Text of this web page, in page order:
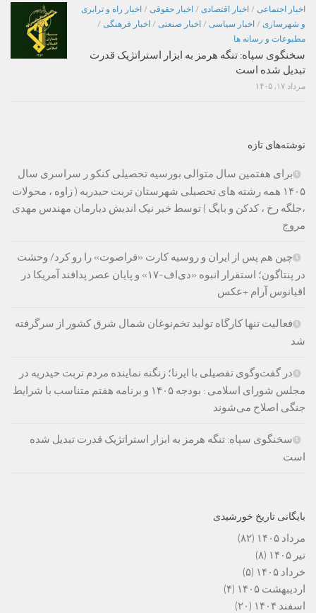
اخبار اجتماعی / اخبار اقتصادی / اخبار حقوقی / اخبار راه و ترابری
و شهرسازی / اخبار سیاسی / اخبار صنعتی / اخبار فرهنگی /
مطبوعات و رسانه ها
سخنگوی سپاه: تنگه هرمز به ابزار استراتژیک قدرت
تبدیل شده است
مرداد ۱۷, ۱۴۰۵
نوشته‌های تازه
برای هفتمین سال متوالی بورسیه تحصیلی کنکو ر سراسری سال
۱۴۰۵ همه رشته های تحصیلی شهرستان تربت حیدریه ( زاوه ، محولات
،جلگه رخ ، کدکن و بایگ ) توسط خیر نیک اندیش دیارمان مهندس مهدی
مروج
چین هم پس از ایران و روسیه کارت «فراصوت» را رو کرد/ وحشت
در پنتاگون؛ استقرار انبوه «دی‌اف‑۱۷» و پایان عصر پدافند آمریکا در
اقیانوس آرام +عکس
فعالیت تنها کارگاه تولید تخم‌نوغان شمال شرق کشور از سرگرفته
شد
در گفت‌وگوی تفصیلی با ایرنا؛ زنگنه نماینده مردم تربت حیدریه در
مجلس شورای اسلامی : بودجه ۱۴۰۵ و برنامه هفتم متناسب با شرایط
جنگی اصلاح می‌شوند
سخنگوی سپاه: تنگه هرمز به ابزار استراتژیک قدرت تبدیل شده
است
بایگانی تاریخ خورشیدی
مرداد ۱۴۰۵
(۸۲)
تیر ۱۴۰۵
(۸)
خرداد ۱۴۰۵
(۵)
اردیبهشت ۱۴۰۵
(۴)
اسفند ۱۴۰۴
(۲۰)